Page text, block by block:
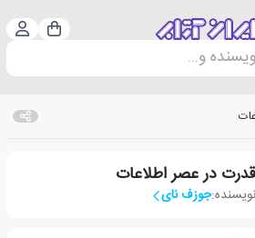
سبد
و...
در عصر اطلاعات
نویسنده:جوزف نای